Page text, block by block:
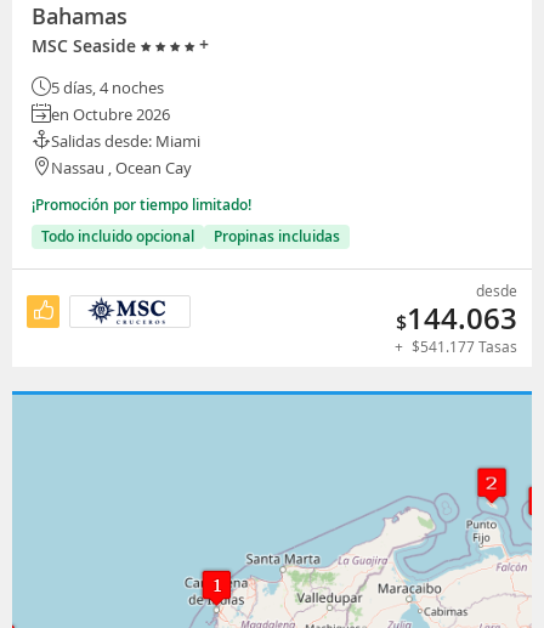
Bahamas
MSC Seaside +
5 días, 4 noches
en Octubre 2026
Salidas desde: Miami
Nassau , Ocean Cay
¡Promoción por tiempo limitado!
Todo incluido opcional
Propinas incluidas
desde
$144.063
+ $541.177Tasas